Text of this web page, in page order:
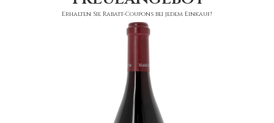
Erhalten Sie Rabatt-Coupons bei jedem Einkauf!